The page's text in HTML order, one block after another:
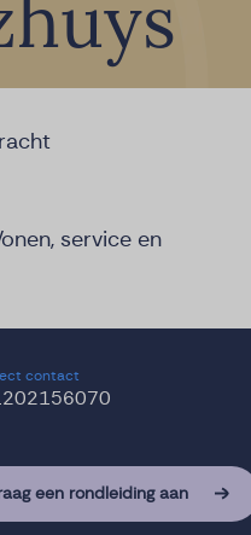
service en
contact
een rondleiding aan